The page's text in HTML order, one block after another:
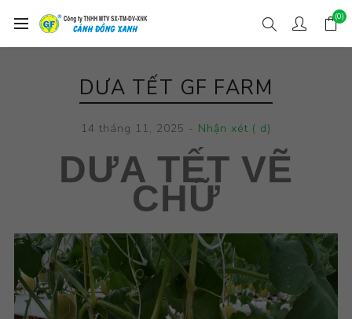
(0)
DƯA TẾT GF FARM
14 tháng 11, 2025 - Nhận xét ( d)
DƯA TẾT VẼ
CHỮ